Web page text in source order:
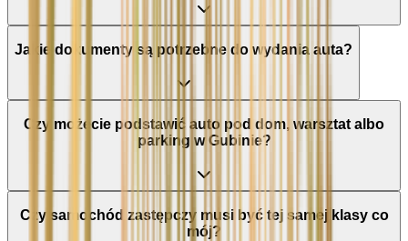
Jakie dokumenty są potrzebne do wydania auta?
Czy możecie podstawić auto pod dom, warsztat albo
parking w Gubinie?
Czy samochód zastępczy musi być tej samej klasy co
mój?